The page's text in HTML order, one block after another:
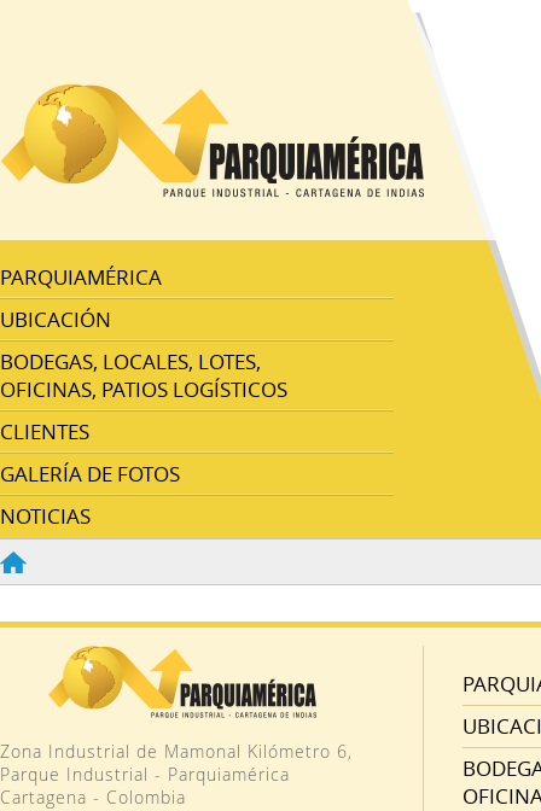
PARQUIAMÉRICA
UBICACIÓN
BODEGAS, LOCALES, LOTES,
OFICINAS, PATIOS LOGÍSTICOS
CLIENTES
GALERÍA DE FOTOS
NOTICIAS
Zona Industrial de Mamonal Kilómetro 6,
Parque Industrial - Parquiamérica
Cartagena - Colombia